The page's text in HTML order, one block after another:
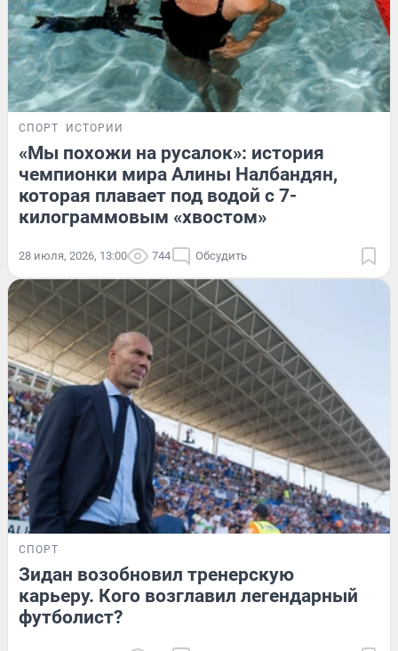
СПОРТ ИСТОРИИ
«Мы похожи на русалок»: история
чемпионки мира Алины Налбандян,
которая плавает под водой с 7-
килограммовым «хвостом»
28 июля, 2026, 13:00 744 Обсудить
СПОРТ
Зидан возобновил тренерскую
карьеру. Кого возглавил легендарный
футболист?